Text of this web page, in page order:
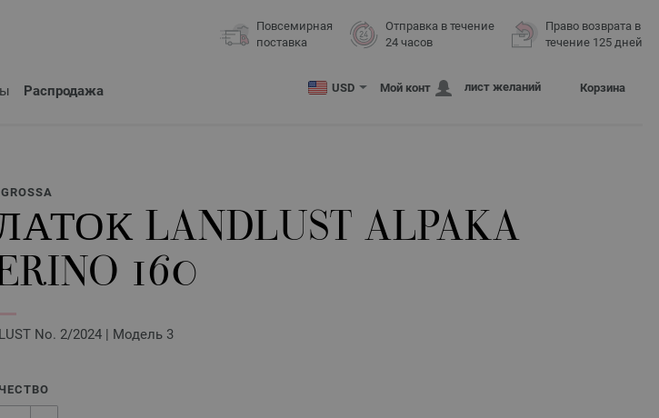
Повсемирная
поставка
Отправка в течение
24 часов
Право возврата в
течение 125 дней
Распродажа USD Мой конт лист желаний Корзина
LANDLUST ALPAKA
160
No. 2/2024 | Модель 3